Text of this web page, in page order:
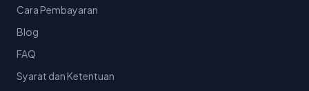
Cara Pembayaran
Blog
FAQ
Syarat dan Ketentuan